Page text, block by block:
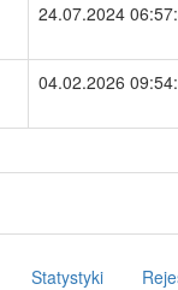
24.07.2024
04.02.2026
Statystyki